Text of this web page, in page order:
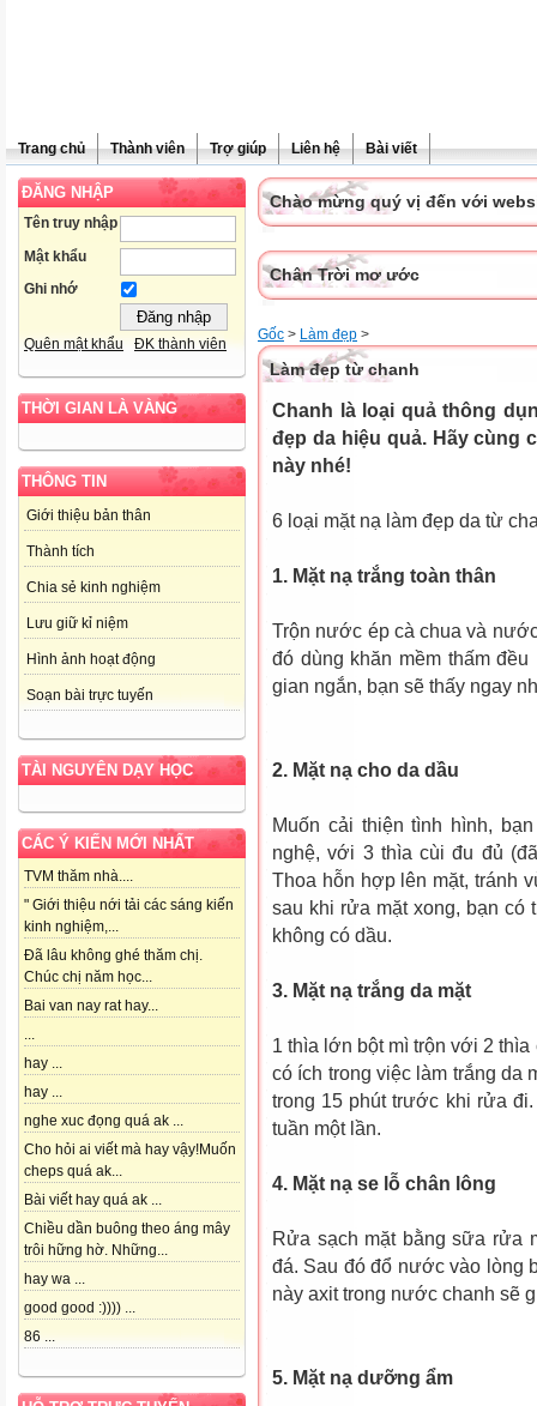
Trang chủ Thành viên Trợ giúp Liên hệ Bài viết
ĐĂNG NHẬP
Tên truy nhập
Mật khẩu
Ghi nhớ
Quên mật khẩu ĐK thành viên
THỜI GIAN LÀ VÀNG
THÔNG TIN
Giới thiệu bản thân
Thành tích
Chia sẻ kinh nghiệm
Lưu giữ kỉ niệm
Hình ảnh hoạt động
Soạn bài trực tuyến
TÀI NGUYÊN DẠY HỌC
CÁC Ý KIẾN MỚI NHẤT
TVM thăm nhà....
" Giới thiệu nới tải các sáng kiến
kinh nghiệm,...
Đã lâu không ghé thăm chị.
Chúc chị năm học...
Bai van nay rat hay...
...
hay ...
hay ...
nghe xuc đọng quá ak ...
Cho hỏi ai viết mà hay vậy!Muốn
cheps quá ak...
Bài viết hay quá ak ...
Chiều dần buông theo áng mây
trôi hững hờ. Những...
hay wa ...
good good :)))) ...
86 ...
Chào mừng quý vị đến với
Chân Trời mơ ước
Gốc > Làm đẹp >
Làm đep từ chanh
Chanh là loại quả thông
đẹp da hiệu quả. Hãy cùng
này nhé!
6 loại mặt nạ làm đẹp da từ
1. Mặt nạ trắng toàn thân
Trộn nước ép cà chua và
đó dùng khăn mềm thấm
gian ngắn, bạn sẽ thấy ngay
2. Mặt nạ cho da dầu
Muốn cải thiện tình hình,
nghệ, với 3 thìa cùi đu đủ
Thoa hỗn hợp lên mặt, tránh
sau khi rửa mặt xong, bạn có
không có dầu.
3. Mặt nạ trắng da mặt
1 thìa lớn bột mì trộn với 2
có ích trong việc làm trắng da
trong 15 phút trước khi rửa
tuần một lần.
4. Mặt nạ se lỗ chân lông
Rửa sạch mặt bằng sữa rửa
đá. Sau đó đổ nước vào lòng
này axit trong nước chanh sẽ
5. Mặt nạ dưỡng ẩm